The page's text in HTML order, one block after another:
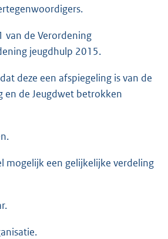
van de Verordening
jeugdhulp 2015.
deze een afspiegeling is van de
en de Jeugdwet betrokken
mogelijk een gelijkelijke verdeling